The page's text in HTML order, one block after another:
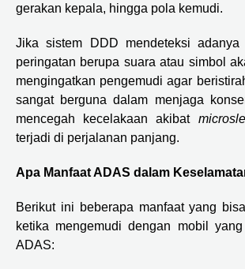
gerakan kepala, hingga pola kemudi.
Jika sistem DDD mendeteksi adanya
peringatan berupa suara atau simbol
mengingatkan pengemudi agar
sangat berguna dalam menjaga
mencegah kecelakaan akibat
terjadi di perjalanan panjang.
Apa Manfaat ADAS dalam
Berikut ini beberapa manfaat yang
ketika mengemudi dengan mobil
ADAS: